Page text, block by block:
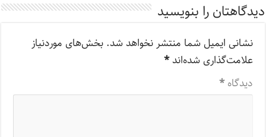
دیدگاهتان را بنویسید
نشانی ایمیل شما منتشر نخواهد شد. بخش‌های موردنیاز
علامت‌گذاری شده‌اند*
دیدگاه*